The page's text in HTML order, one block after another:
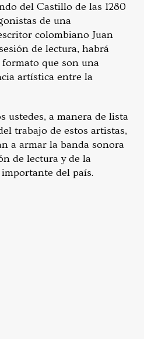
del Castillo de las 1280
de una
colombiano Juan
de lectura, habrá
que son una
artística entre la
ustedes, a manera de lista
trabajo de estos artistas,
a armar la banda sonora
de lectura y de la
del país.